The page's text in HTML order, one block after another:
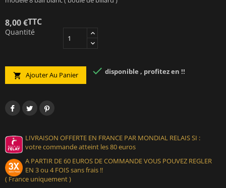
8,00 €TTC
Quantité
 Ajouter Au Panier  disponible , profitez en !!
LIVRAISON OFFERTE EN FRANCE PAR MONDIAL RELAIS SI :
votre commande atteint les 80 euros
A PARTIR DE 60 EUROS DE COMMANDE VOUS POUVEZ REGLER
EN 3 ou 4 FOIS sans frais !!
( France uniquement )